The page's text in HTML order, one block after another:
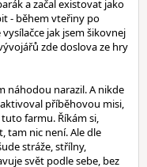
a začal existovat jako
- během vteřiny po
jak jsem šikovnej
zde doslova ze hry
náhodou narazil. A nikde
příběhovou misi,
farmu. Říkám si,
tam nic není. Ale dle
stráže, střílny,
svět podle sebe, bez